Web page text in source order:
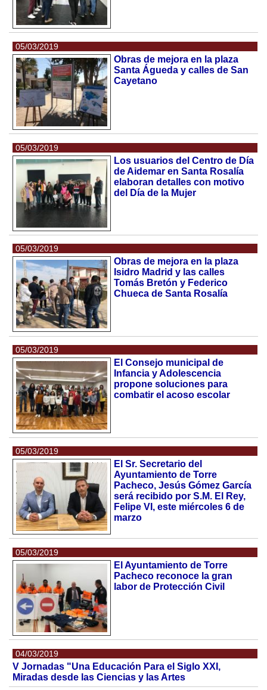
05/03/2019
Obras de mejora en la plaza
Santa Águeda y calles de San
Cayetano
05/03/2019
Los usuarios del Centro de Día
de Aidemar en Santa Rosalía
elaboran detalles con motivo
del Día de la Mujer
05/03/2019
Obras de mejora en la plaza
Isidro Madrid y las calles
Tomás Bretón y Federico
Chueca de Santa Rosalía
05/03/2019
El Consejo municipal de
Infancia y Adolescencia
propone soluciones para
combatir el acoso escolar
05/03/2019
El Sr. Secretario del
Ayuntamiento de Torre
Pacheco, Jesús Gómez García
será recibido por S.M. El Rey,
Felipe VI, este miércoles 6 de
marzo
05/03/2019
El Ayuntamiento de Torre
Pacheco reconoce la gran
labor de Protección Civil
04/03/2019
V Jornadas "Una Educación Para el Siglo XXI,
Miradas desde las Ciencias y las Artes